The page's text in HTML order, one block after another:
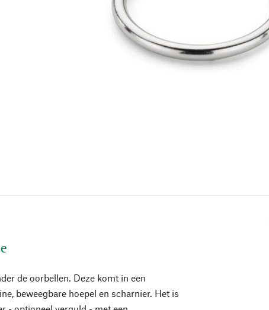
de oorbellen. Deze komt in een
beweegbare hoepel en scharnier. Het is